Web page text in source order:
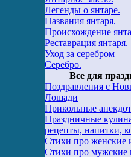
Легенды о янтаре.
Названия янтаря.
Происхождение
Реставрация янтаря.
Уход за серебром
Серебро.
Все для
Поздравления с
Лошади
Прикольные
Праздничные
рецепты, напитки,
Стихи про женские
Стихи про мужские